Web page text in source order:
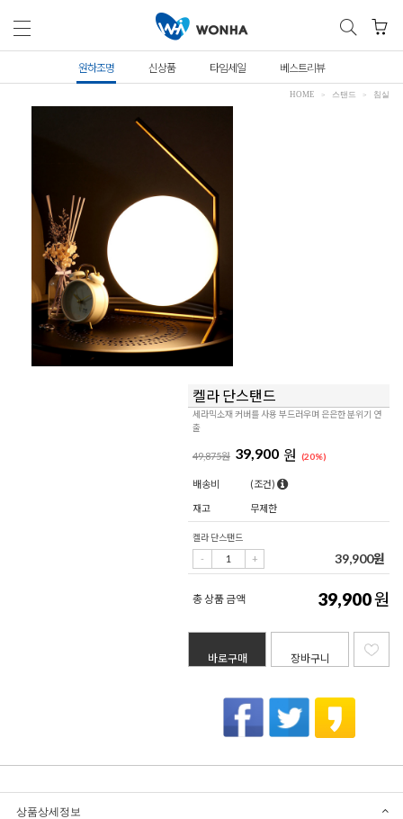
원하조명 신상품 타임세일 베스트리뷰
HOME 스탠드 침실
켈라 단스탠드
세라믹소재 커버를 사용 부드러우며 은은한 분위기 연
출
49,875원 39,900 원 (20%)
배송비 (조건)
재고 무제한
켈라 단스탠드
39,900원
총 상품 금액 39,900원
바로구매 장바구니
상품상세정보